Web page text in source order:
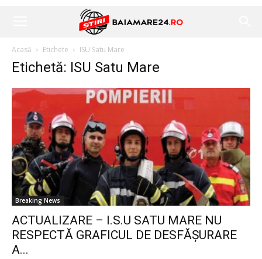
Acasă Etichete ISU Satu Mare
Etichetă: ISU Satu Mare
Breaking News
ACTUALIZARE – I.S.U SATU MARE NU
RESPECTĂ GRAFICUL DE DESFĂȘURARE
A...